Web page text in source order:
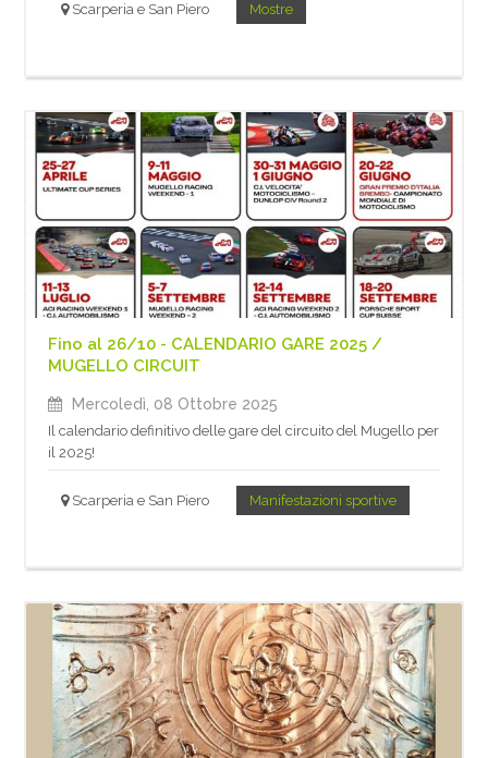
Scarperia e San Piero Mostre
Fino al 26/10 - CALENDARIO GARE 2025 /
MUGELLO CIRCUIT
Mercoledì, 08 Ottobre 2025
Il calendario definitivo delle gare del circuito del Mugello per
il 2025!
Scarperia e San Piero Manifestazioni sportive